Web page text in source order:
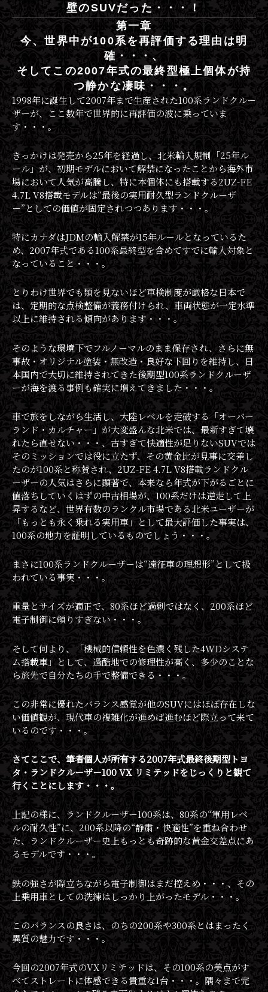
壁のSUVだった・・・！
第一章
今、世界中が100系を再評価する理由は明
確・・・、
そしてこの2007年式の最終型極上個体が持
つ静かな凄味・・・。
1998年に誕生して2007年まで生産された100系ランドクルー
ザーが、ここ数年で世界的に再評価の波に乗っていま
す・・・。
きっかけは発売から25年を経過し、北米輸入規制「25年ル
ール」が、初期モデルにおいて解禁になったことから海外市
場において人気が高騰し、特に本個体にも搭載する2UZ-FE
4.7L V8搭載モデルは“最後の実用耐久型ランドクルーザ
ー”としての価値が固定されつつあります・・・。
特にカナダはJDMの輸入解禁が15年ルールとなっているた
め、2007年式である100系最終型を含めてすでに輸入対象と
なっていること・・・。
とりわけ世界でも類を見ないほど車検制度が厳格な日本で
は、定期的な点検整備が義務付けられ、車両状態が一定水準
以上に維持される傾向があります・・・。
そのような環境下でフルノーマルのまま保存され、さらに無
事故・オリジナル塗装・無改造・良好な下回りを維持し、日
本国内で大切に維持されてきた後期型100系ランドクルーザ
ーが海を渡る事例も確実に増えてきました・・・。
車で旅をしながら生活し、大陸レベルを走破する「オーバー
ランド・カルチャー」が大変盛んな北米では、最新すぎて壊
れたら直せない・・・、古すぎて快適性が足りないSUVでは
そのミッションでは役に立たず、その黄金比が見事に交差し
たのが100系と称賛され、2UZ-FE 4.7L V8搭載ランドクル
ーザーの人気はさらに顕著で、本来なら年式が下がるごとに
値落ちしていくはずの中古相場が、100系だけは逆走して上
昇するなど、世界有数のランクル市場である北米ユーザーが
「もっとも永く乗れる実用車」として最大評価した事実は、
100系の地力を証明しているものでしょう・・・。
まさに100系ランドクルーザーは“遠征車の理想形”として扱
われている事実・・・。
重量とサイズが適正で、80系ほど過剰ではなく、200系ほど
電子制御に頼りすぎない・・・。
そして何より、「機械的信頼性を色濃く残した4WDシステ
ム搭載車」として、過酷地での修理性が高く、多少のことな
ら旅先で自分たちの手で整備できる・・・。
この非常に優れたバランス感覚が他のSUVにはほぼ存在しな
い価値観が、現代車の複雑化が進めば進むほど際立って来て
いるのです・・・。
さてここで、筆者個人が所有する2007年式最終後期型トヨ
タ・ランドクルーザー100 VX リミテッドをじっくりと観て
行くことにします・・・。
上記の様に、ランドクルーザー100系は、80系の“軍用レベ
ルの耐久性”に、200系以降の“静粛・快適性”を重ね合わせ
た、ランドクルーザー史上もっとも奇跡的な黄金交差点にあ
るモデルです・・・。
鉄の強さが際立ちながら電子制御はまだ控えめ・・・、その
上乗用車としての洗練はしっかり上がったモデル・・・。
このバランスの良さは、のちの200系や300系とはまったく
異質の魅力です・・・。
今回の2007年式のVXリミテッドは、その100系の美点がす
べてストレートに体感できる貴重な1台・・・。隅々まで完